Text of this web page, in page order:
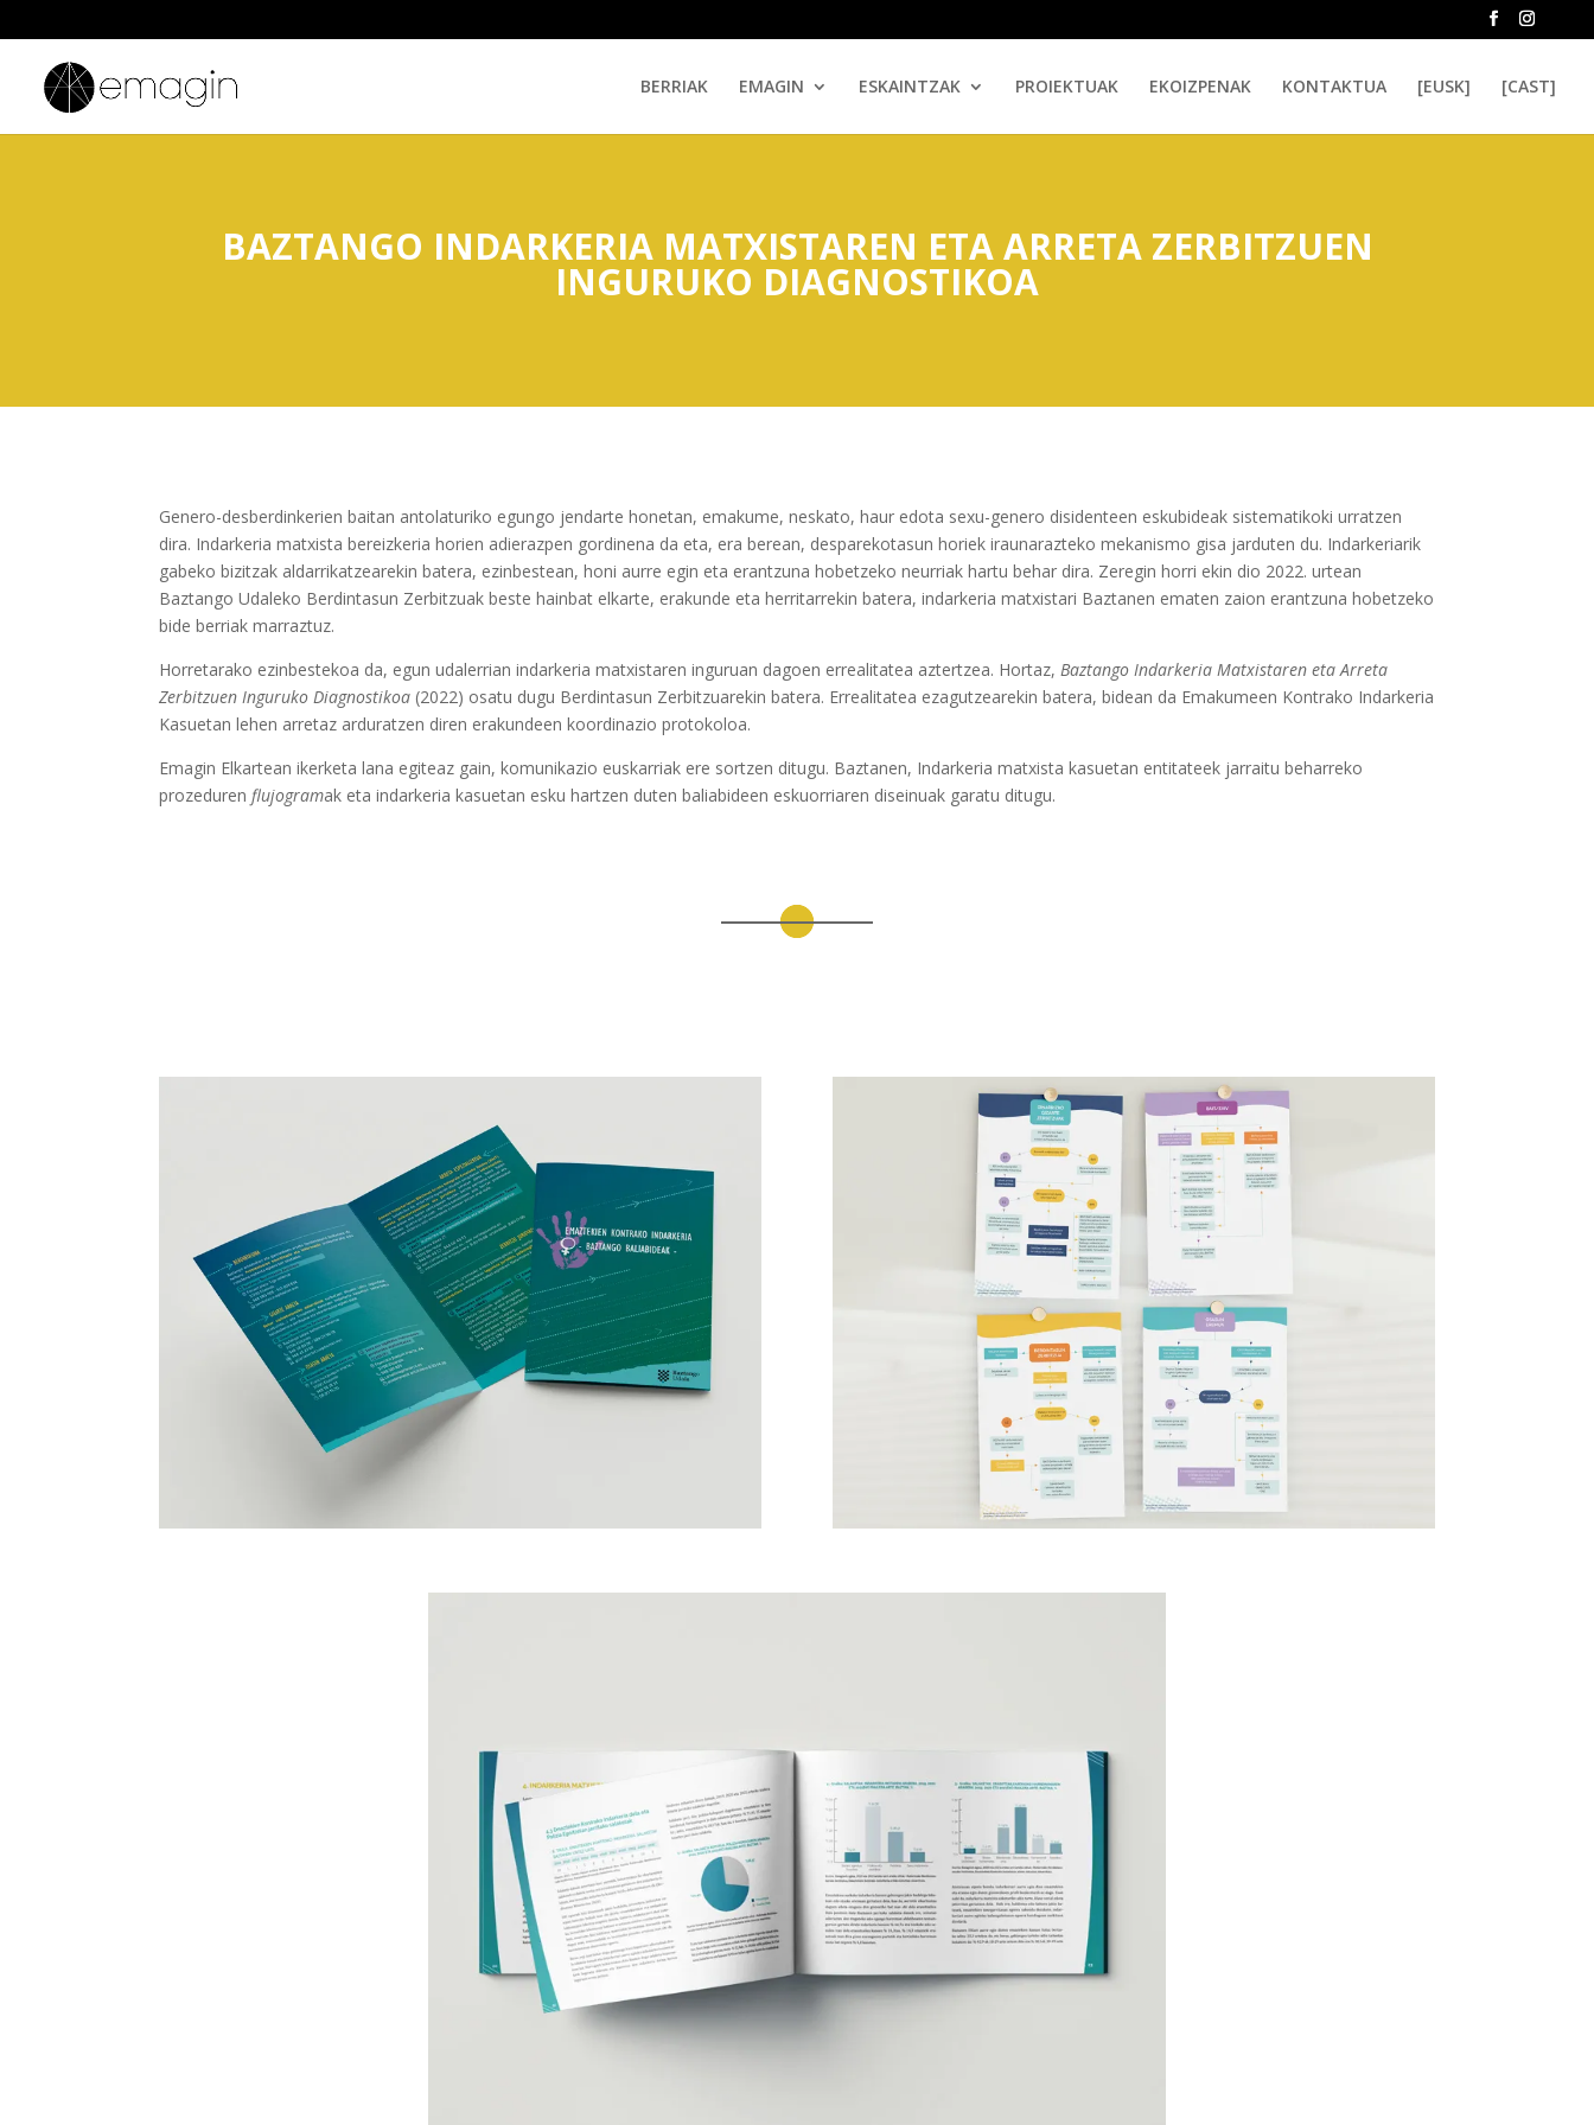
BERRIAK EMAGIN ESKAINTZAK PROIEKTUAK EKOIZPENAK KONTAKTUA [EUSK] [CAST]
BAZTANGO INDARKERIA MATXISTAREN ETA ARRETA ZERBITZUEN
INGURUKO DIAGNOSTIKOA
Genero-desberdinkerien baitan antolaturiko egungo jendarte honetan, emakume, neskato, haur edota sexu-genero disidenteen eskubideak sistematikoki urratzen
dira. Indarkeria matxista bereizkeria horien adierazpen gordinena da eta, era berean, desparekotasun horiek iraunarazteko mekanismo gisa jarduten du. Indarkeriarik
gabeko bizitzak aldarrikatzearekin batera, ezinbestean, honi aurre egin eta erantzuna hobetzeko neurriak hartu behar dira. Zeregin horri ekin dio 2022. urtean
Baztango Udaleko Berdintasun Zerbitzuak beste hainbat elkarte, erakunde eta herritarrekin batera, indarkeria matxistari Baztanen ematen zaion erantzuna hobetzeko
bide berriak marraztuz.
Horretarako ezinbestekoa da, egun udalerrian indarkeria matxistaren inguruan dagoen errealitatea aztertzea. Hortaz,Baztango Indarkeria Matxistaren eta Arreta
Zerbitzuen Inguruko Diagnostikoa (2022) osatu dugu Berdintasun Zerbitzuarekin batera. Errealitatea ezagutzearekin batera, bidean da Emakumeen Kontrako Indarkeria
Kasuetan lehen arretaz arduratzen diren erakundeen koordinazio protokoloa.
Emagin Elkartean ikerketa lana egiteaz gain, komunikazio euskarriak ere sortzen ditugu. Baztanen, Indarkeria matxista kasuetan entitateek jarraitu beharreko
prozedurenflujogramak eta indarkeria kasuetan esku hartzen duten baliabideen eskuorriaren diseinuak garatu ditugu.